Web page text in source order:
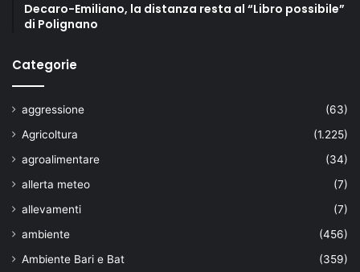
Decaro-Emiliano, la distanza resta al “Libro possibile”
di Polignano
Categorie
aggressione
(63)
Agricoltura
(1.225)
agroalimentare
(34)
allerta meteo
(7)
allevamenti
(7)
ambiente
(456)
Ambiente Bari e Bat
(359)